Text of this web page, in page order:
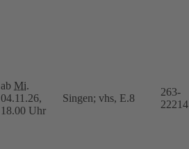
ab Mi.
04.11.26,
18.00 Uhr
Singen; vhs, E.8
263-
22214